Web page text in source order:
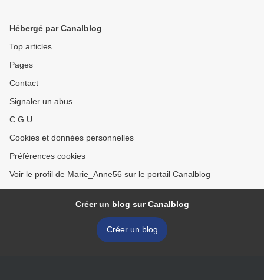
Hébergé par Canalblog
Top articles
Pages
Contact
Signaler un abus
C.G.U.
Cookies et données personnelles
Préférences cookies
Voir le profil de Marie_Anne56 sur le portail Canalblog
Créer un blog sur Canalblog
Créer un blog